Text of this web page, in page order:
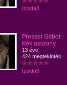
Izolda3
Presser Gábor -
Kék asszony
13 éve
424 megtekintés
Izolda3